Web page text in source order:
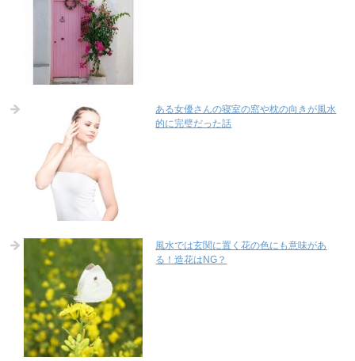
ある女優さんの寝室の窓や枕の向きが風水
的に完璧だった話
風水では玄関に置く花の色にも意味があ
る！造花はNG？